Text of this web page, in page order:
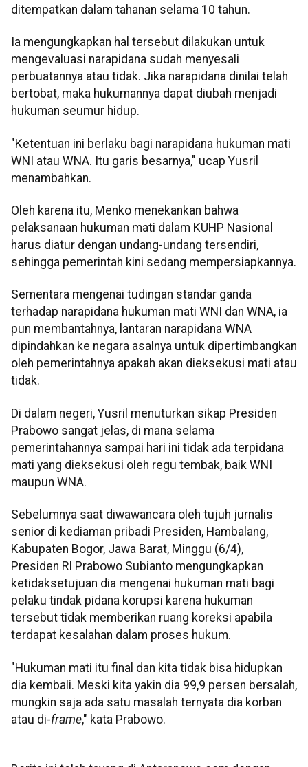
ditempatkan dalam tahanan selama 10 tahun.
Ia mengungkapkan hal tersebut dilakukan untuk
mengevaluasi narapidana sudah menyesali
perbuatannya atau tidak. Jika narapidana dinilai telah
bertobat, maka hukumannya dapat diubah menjadi
hukuman seumur hidup.
"Ketentuan ini berlaku bagi narapidana hukuman mati
WNI atau WNA. Itu garis besarnya," ucap Yusril
menambahkan.
Oleh karena itu, Menko menekankan bahwa
pelaksanaan hukuman mati dalam KUHP Nasional
harus diatur dengan undang-undang tersendiri,
sehingga pemerintah kini sedang mempersiapkannya.
Sementara mengenai tudingan standar ganda
terhadap narapidana hukuman mati WNI dan WNA, ia
pun membantahnya, lantaran narapidana WNA
dipindahkan ke negara asalnya untuk dipertimbangkan
oleh pemerintahnya apakah akan dieksekusi mati atau
tidak.
Di dalam negeri, Yusril menuturkan sikap Presiden
Prabowo sangat jelas, di mana selama
pemerintahannya sampai hari ini tidak ada terpidana
mati yang dieksekusi oleh regu tembak, baik WNI
maupun WNA.
Sebelumnya saat diwawancara oleh tujuh jurnalis
senior di kediaman pribadi Presiden, Hambalang,
Kabupaten Bogor, Jawa Barat, Minggu (6/4),
Presiden RI Prabowo Subianto mengungkapkan
ketidaksetujuan dia mengenai hukuman mati bagi
pelaku tindak pidana korupsi karena hukuman
tersebut tidak memberikan ruang koreksi apabila
terdapat kesalahan dalam proses hukum.
"Hukuman mati itu final dan kita tidak bisa hidupkan
dia kembali. Meski kita yakin dia 99,9 persen bersalah,
mungkin saja ada satu masalah ternyata dia korban
atau di-frame," kata Prabowo.